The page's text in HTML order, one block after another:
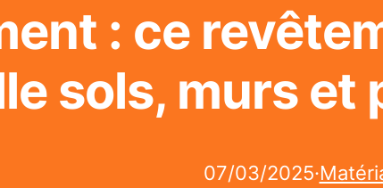
: ce
sols, murs et
07/03/2025·